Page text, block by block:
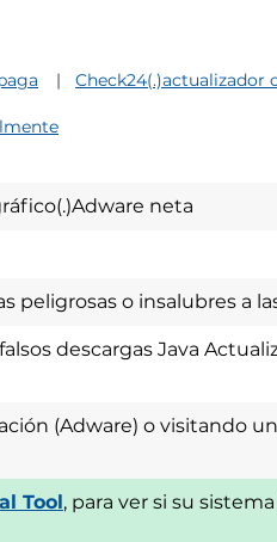
Check24(.)actualizador
neta
peligrosas o insalubres a
descargas Java
(Adware) o visitando
Tool, para ver si su